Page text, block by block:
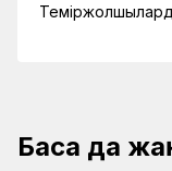
Басқа да